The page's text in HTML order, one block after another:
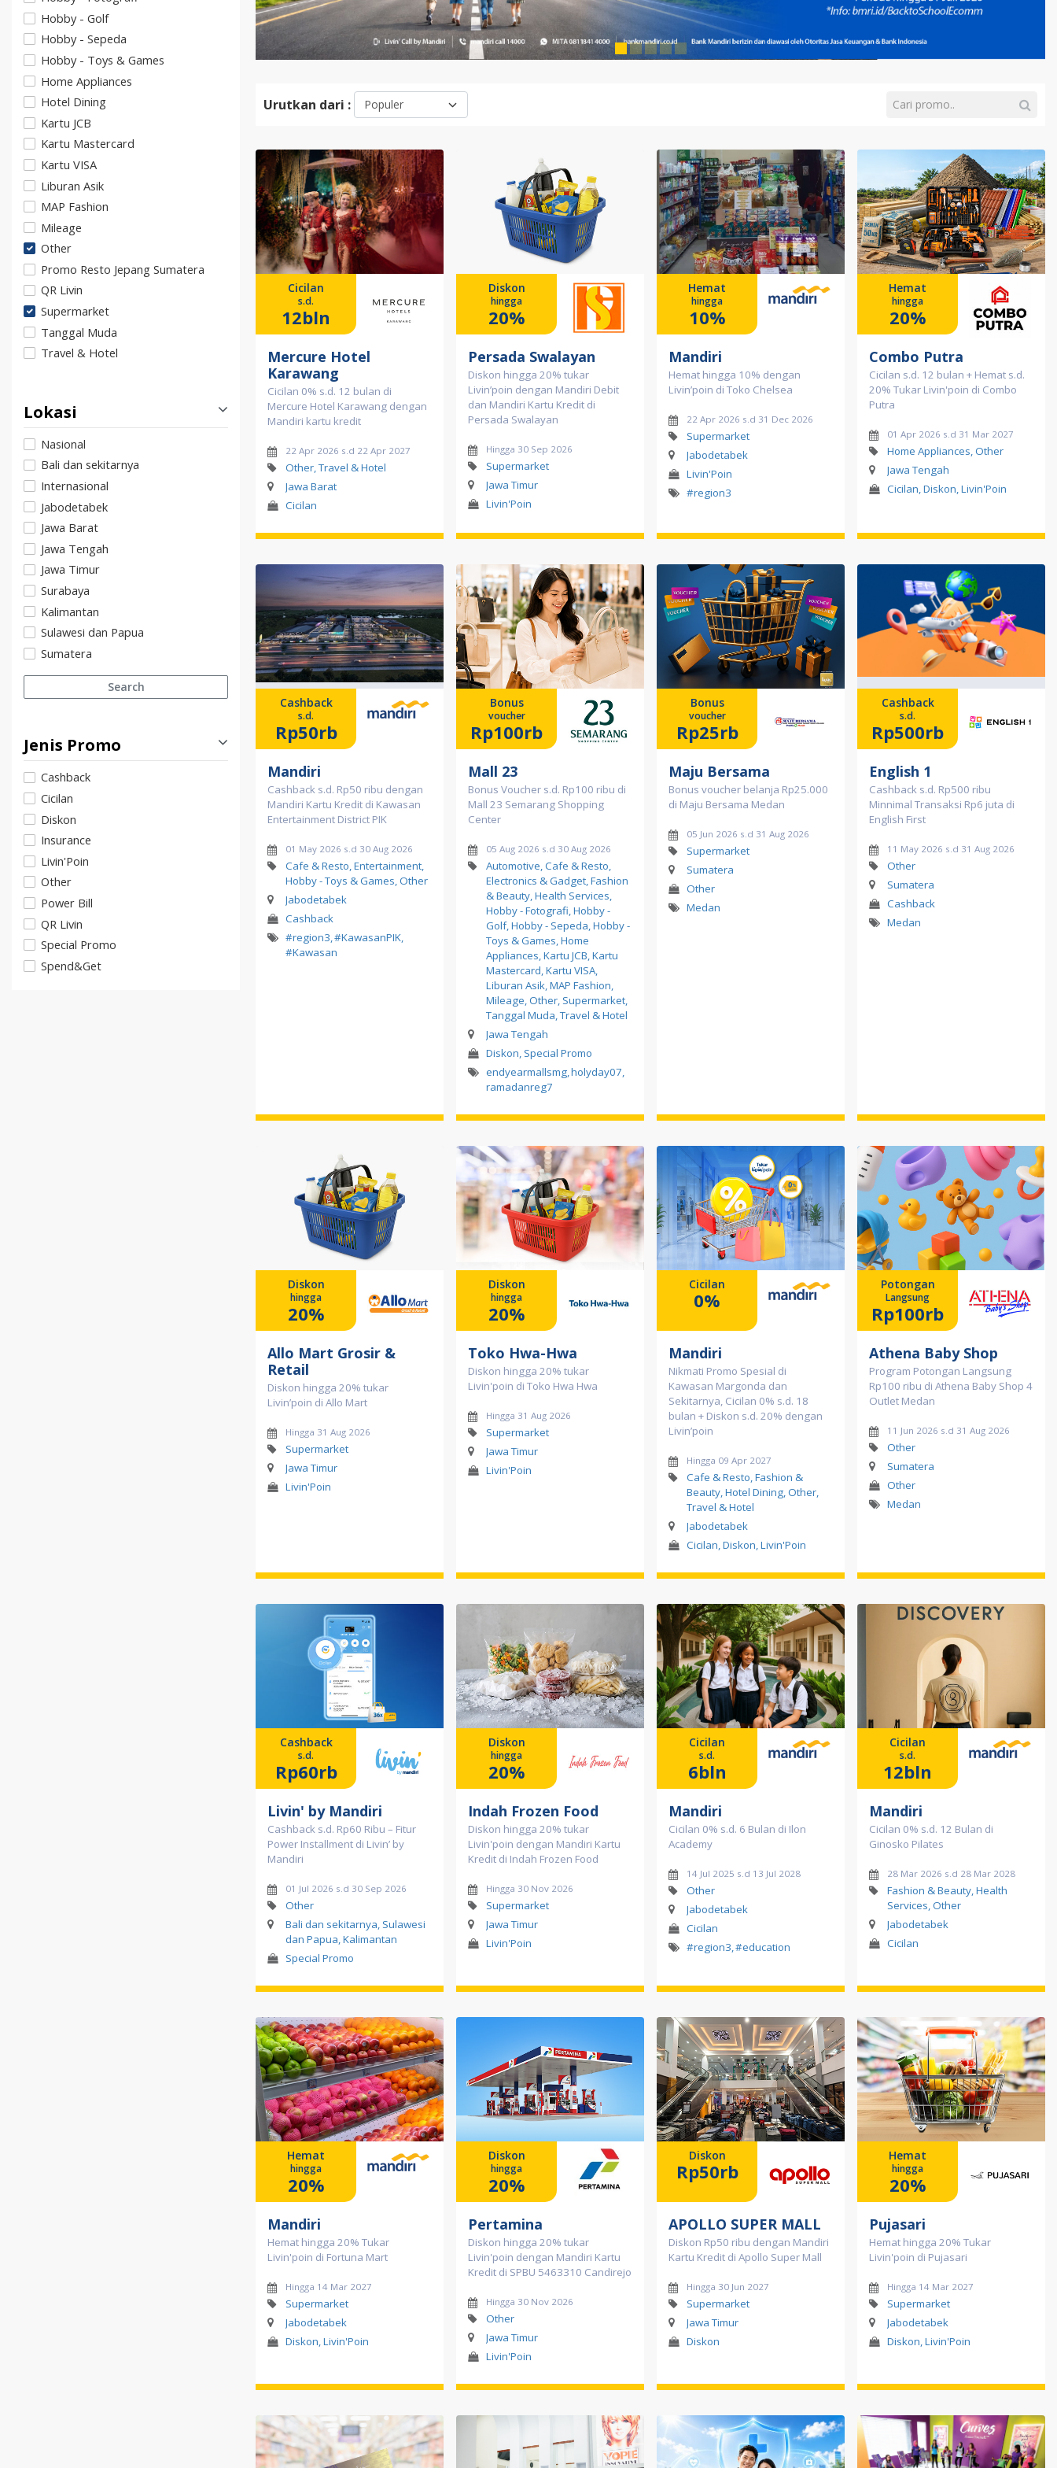
Hobby - Golf
Hobby - Sepeda
Hobby - Toys & Games
Home Appliances
Hotel Dining
Kartu JCB
Kartu Mastercard
Kartu VISA
Liburan Asik
MAP Fashion
Mileage
Other
Promo Resto Jepang Sumatera
QR Livin
Supermarket
Tanggal Muda
Travel & Hotel
Lokasi
Nasional
Bali dan sekitarnya
Internasional
Jabodetabek
Jawa Barat
Jawa Tengah
Jawa Timur
Surabaya
Kalimantan
Sulawesi dan Papua
Sumatera
Search
Jenis Promo
Cashback
Cicilan
Diskon
Insurance
Livin'Poin
Other
Power Bill
QR Livin
Special Promo
Spend&Get
Urutkan dari :
Cicilan
s.d.
12bln
Mercure Hotel
Karawang
Cicilan 0% s.d. 12 bulan di
Mercure Hotel Karawang dengan
Mandiri kartu kredit
22 Apr 2026 s.d 22 Apr 2027
Other, Travel & Hotel
Jawa Barat
Cicilan
Diskon
hingga
20%
Persada Swalayan
Diskon hingga 20% tukar
Livin’poin dengan Mandiri Debit
dan Mandiri Kartu Kredit di
Persada Swalayan
Hingga 30 Sep 2026
Supermarket
Jawa Timur
Livin'Poin
Hemat
hingga
10%
Mandiri
Hemat hingga 10% dengan
Livin’poin di Toko Chelsea
22 Apr 2026 s.d 31 Dec 2026
Supermarket
Jabodetabek
Livin'Poin
#region3
Hemat
hingga
20%
Combo Putra
Cicilan s.d. 12 bulan + Hemat s.d.
20% Tukar Livin'poin di Combo
Putra
01 Apr 2026 s.d 31 Mar 2027
Home Appliances, Other
Jawa Tengah
Cicilan, Diskon, Livin'Poin
Cashback
s.d.
Rp50rb
Mandiri
Cashback s.d. Rp50 ribu dengan
Mandiri Kartu Kredit di Kawasan
Entertainment District PIK
01 May 2026 s.d 30 Aug 2026
Cafe & Resto, Entertainment,
Hobby - Toys & Games, Other
Jabodetabek
Cashback
#region3,#KawasanPIK,
#Kawasan
Bonus
voucher
Rp100rb
Mall 23
Bonus Voucher s.d. Rp100 ribu di
Mall 23 Semarang Shopping
Center
05 Aug 2026 s.d 30 Aug 2026
Automotive, Cafe & Resto,
Electronics & Gadget, Fashion
& Beauty, Health Services,
Hobby - Fotografi, Hobby -
Golf, Hobby - Sepeda, Hobby -
Toys & Games, Home
Appliances, Kartu JCB, Kartu
Mastercard, Kartu VISA,
Liburan Asik, MAP Fashion,
Mileage, Other, Supermarket,
Tanggal Muda, Travel & Hotel
Jawa Tengah
Diskon, Special Promo
endyearmallsmg,holyday07,
ramadanreg7
Bonus
voucher
Rp25rb
Maju Bersama
Bonus voucher belanja Rp25.000
di Maju Bersama Medan
05 Jun 2026 s.d 31 Aug 2026
Supermarket
Sumatera
Other
Medan
Cashback
s.d.
Rp500rb
English 1
Cashback s.d. Rp500 ribu
Minnimal Transaksi Rp6 juta di
English First
11 May 2026 s.d 31 Aug 2026
Other
Sumatera
Cashback
Medan
Diskon
hingga
20%
Allo Mart Grosir &
Retail
Diskon hingga 20% tukar
Livin’poin di Allo Mart
Hingga 31 Aug 2026
Supermarket
Jawa Timur
Livin'Poin
Diskon
hingga
20%
Toko Hwa-Hwa
Diskon hingga 20% tukar
Livin'poin di Toko Hwa Hwa
Hingga 31 Aug 2026
Supermarket
Jawa Timur
Livin'Poin
Cicilan
0%
Mandiri
Nikmati Promo Spesial di
Kawasan Margonda dan
Sekitarnya, Cicilan 0% s.d. 18
bulan + Diskon s.d. 20% dengan
Livin’poin
Hingga 09 Apr 2027
Cafe & Resto, Fashion &
Beauty, Hotel Dining, Other,
Travel & Hotel
Jabodetabek
Cicilan, Diskon, Livin'Poin
Potongan
Langsung
Rp100rb
Athena Baby Shop
Program Potongan Langsung
Rp100 ribu di Athena Baby Shop 4
Outlet Medan
11 Jun 2026 s.d 31 Aug 2026
Other
Sumatera
Other
Medan
Cashback
s.d.
Rp60rb
Livin' by Mandiri
Cashback s.d. Rp60 Ribu – Fitur
Power Installment di Livin’ by
Mandiri
01 Jul 2026 s.d 30 Sep 2026
Other
Bali dan sekitarnya, Sulawesi
dan Papua, Kalimantan
Special Promo
Diskon
hingga
20%
Indah Frozen Food
Diskon hingga 20% tukar
Livin'poin dengan Mandiri Kartu
Kredit di Indah Frozen Food
Hingga 30 Nov 2026
Supermarket
Jawa Timur
Livin'Poin
Cicilan
s.d.
6bln
Mandiri
Cicilan 0% s.d. 6 Bulan di Ilon
Academy
14 Jul 2025 s.d 13 Jul 2028
Other
Jabodetabek
Cicilan
#region3,#education
Cicilan
s.d.
12bln
Mandiri
Cicilan 0% s.d. 12 Bulan di
Ginosko Pilates
28 Mar 2026 s.d 28 Mar 2028
Fashion & Beauty, Health
Services, Other
Jabodetabek
Cicilan
Hemat
hingga
20%
Mandiri
Hemat hingga 20% Tukar
Livin'poin di Fortuna Mart
Hingga 14 Mar 2027
Supermarket
Jabodetabek
Diskon, Livin'Poin
Diskon
hingga
20%
Pertamina
Diskon hingga 20% tukar
Livin'poin dengan Mandiri Kartu
Kredit di SPBU 5463310 Candirejo
Hingga 30 Nov 2026
Other
Jawa Timur
Livin'Poin
Diskon
Rp50rb
APOLLO SUPER MALL
Diskon Rp50 ribu dengan Mandiri
Kartu Kredit di Apollo Super Mall
Hingga 30 Jun 2027
Supermarket
Jawa Timur
Diskon
Hemat
hingga
20%
Pujasari
Hemat hingga 20% Tukar
Livin'poin di Pujasari
Hingga 14 Mar 2027
Supermarket
Jabodetabek
Diskon, Livin'Poin